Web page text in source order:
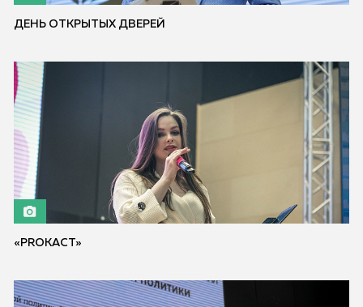
ДЕНЬ ОТКРЫТЫХ ДВЕРЕЙ
«PROКАСТ»